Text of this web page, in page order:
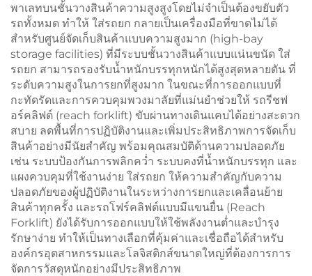
พาเลทบนชั้นวางสินค้าความสูงสูงโดยไม่จำเป็นต้องขยับตัว
รถทั้งหมด ทำให้ ใส่รถยก กลายเป็นเครื่องมือที่ขาดไม่ได้
สำหรับศูนย์จัดเก็บสินค้าแบบความสูงมาก (high-bay
storage facilities) ที่มีระบบชั้นวางสินค้าแบบแน่นขนัด ใส่
รถยก สามารถรองรับน้ำหนักบรรทุกหนักได้สูงสุดหลายตัน ที่
ระดับความสูงในการยกที่สูงมาก ในขณะที่การออกแบบที่
กะทัดรัดและการควบคุมพวงมาลัยที่แม่นยำช่วยให้ รถรีชฟ
อร์คลิฟต์ (reach forklift) ขับผ่านทางเดินแคบได้อย่างสะดวก
สบาย ลดพื้นที่การปฏิบัติงานและเพิ่มประสิทธิภาพการจัดเก็บ
สินค้าอย่างมีนัยสำคัญ พร้อมคุณสมบัติด้านความปลอดภัย
เช่น ระบบป้องกันการพลิกคว่ำ ระบบคงที่น้ำหนักบรรทุก และ
แผงควบคุมที่ใช้งานง่าย ใส่รถยก ให้ความสำคัญกับความ
ปลอดภัยของผู้ปฏิบัติงานในระหว่างการยกและเคลื่อนย้าย
สินค้าทุกครั้ง และรถโฟร์คลิฟต์แบบมีแขนยื่น (Reach
Forklift) ยังได้รับการออกแบบให้ใช้พลังงานต่ำและบำรุง
รักษาง่าย ทำให้เป็นทางเลือกที่คุ้มค่าและเชื่อถือได้สำหรับ
องค์กรอุตสาหกรรมและโลจิสติกส์ขนาดใหญ่ที่ต้องการการ
จัดการวัสดุหนักอย่างมีประสิทธิภาพ